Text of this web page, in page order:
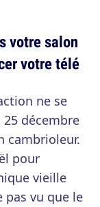
votre salon
votre télé
ne se
décembre
cambrioleur.
pour
vieille
vu que le